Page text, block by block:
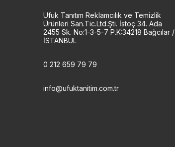
Ufuk Tanıtım Reklamcılık ve Temizlik
Ürünleri San.Tic.Ltd.Şti. İstoç 34. Ada
2455 Sk. No:1-3-5-7 P.K:34218 Bağcılar /
İSTANBUL
0 212 659 79 79
info@ufuktanitim.com.tr